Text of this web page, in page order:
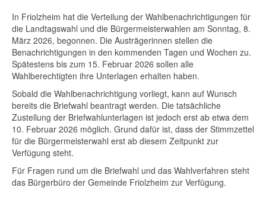
In Friolzheim hat die Verteilung der Wahlbenachrichtigungen für
die Landtagswahl und die Bürgermeisterwahlen am Sonntag, 8.
März 2026, begonnen. Die Austrägerinnen stellen die
Benachrichtigungen in den kommenden Tagen und Wochen zu.
Spätestens bis zum 15. Februar 2026 sollen alle
Wahlberechtigten ihre Unterlagen erhalten haben.
Sobald die Wahlbenachrichtigung vorliegt, kann auf Wunsch
bereits die Briefwahl beantragt werden. Die tatsächliche
Zustellung der Briefwahlunterlagen ist jedoch erst ab etwa dem
10. Februar 2026 möglich. Grund dafür ist, dass der Stimmzettel
für die Bürgermeisterwahl erst ab diesem Zeitpunkt zur
Verfügung steht.
Für Fragen rund um die Briefwahl und das Wahlverfahren steht
das Bürgerbüro der Gemeinde Friolzheim zur Verfügung.